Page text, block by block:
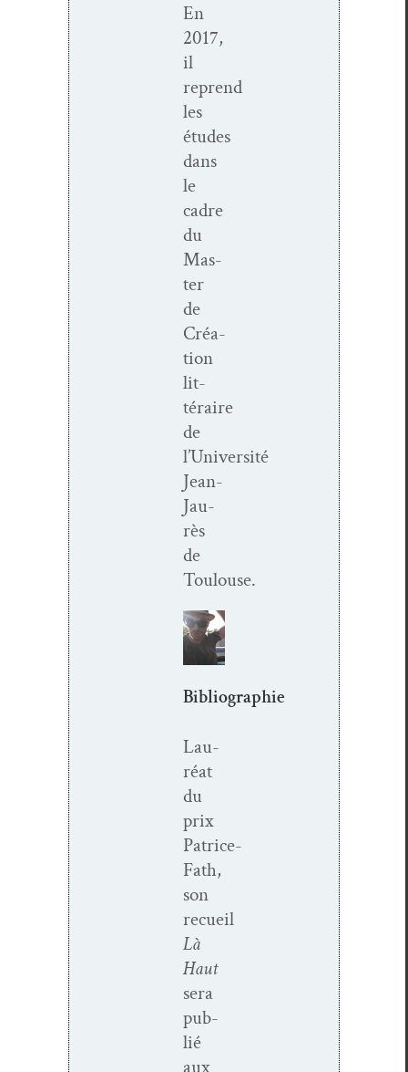
En
2017,
il
reprend
les
études
dans
le
cadre
du
Mas­
ter
de
Créa­
tion
lit­
téraire
de
l’Université
Jean-
Jau­
rès
de
Toulouse.
Bibliographie
Lau­
réat
du
prix
Patrice-
Fath,
son
recueil
Là
Haut
sera
pub­
lié